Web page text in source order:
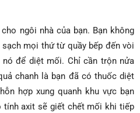
ngôi nhà của bạn. Bạn không
mọi thứ từ quầy bếp đến vòi
để diệt mối. Chỉ cần trộn nửa
chanh là bạn đã có thuốc diệt
hợp xung quanh khu vực bạn
tính axit sẽ giết chết mối khi tiếp